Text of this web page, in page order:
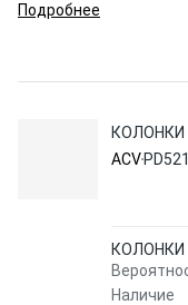
Подробнее
КОЛОНКИ
ACV PD521
КОЛОНКИ
Наличие